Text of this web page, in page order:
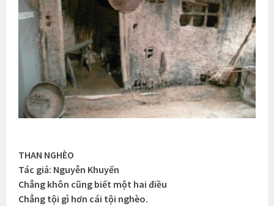
THAN NGHÈO
Tác giả: Nguyễn Khuyến
Chẳng khôn cũng biết một hai điều
Chẳng tội gì hơn cái tội nghèo.